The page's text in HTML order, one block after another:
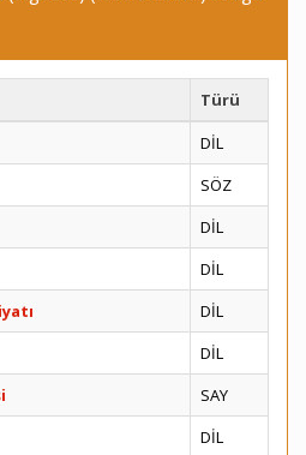
Türü
DİL
SÖZ
DİL
DİL
DİL
DİL
SAY
DİL